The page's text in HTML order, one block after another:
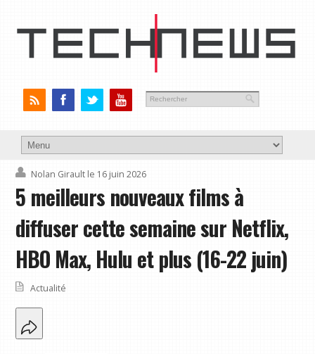
Nolan Girault le 16 juin 2026
5 meilleurs nouveaux films à
diffuser cette semaine sur Netflix,
HBO Max, Hulu et plus (16-22 juin)
Actualité